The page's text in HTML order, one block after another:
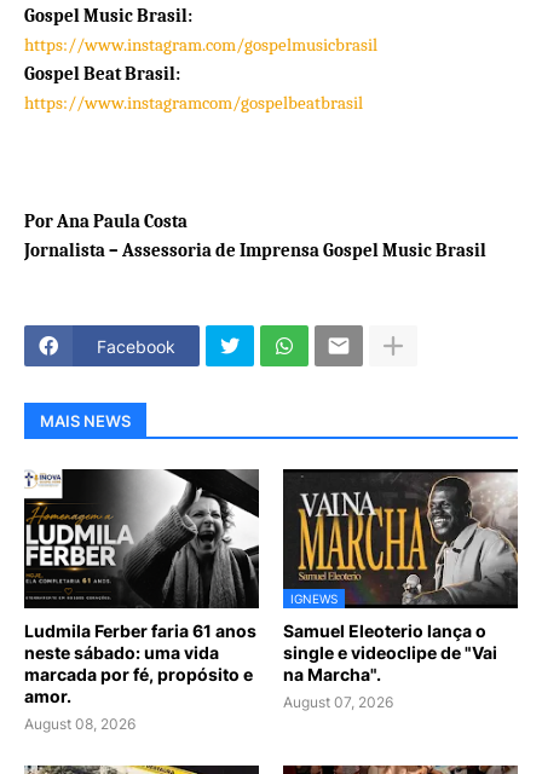
Gospel Music Brasil:
https://www.instagram.com/gospelmusicbrasil
Gospel Beat Brasil:
https://www.instagramcom/gospelbeatbrasil
Por Ana Paula Costa
Jornalista – Assessoria de Imprensa Gospel Music Brasil
Facebook
MAIS NEWS
Ludmila Ferber faria 61 anos
neste sábado: uma vida
marcada por fé, propósito e
amor.
August 08, 2026
IGNEWS
Samuel Eleoterio lança o
single e videoclipe de "Vai
na Marcha".
August 07, 2026